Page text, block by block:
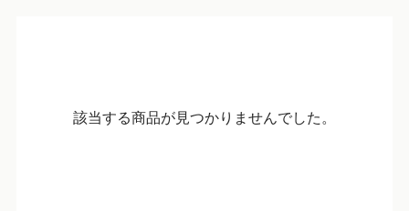
該当する商品が見つかりませんでした。